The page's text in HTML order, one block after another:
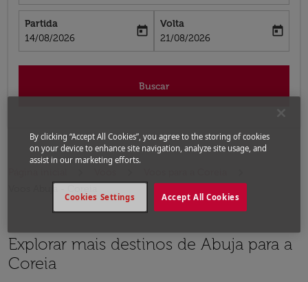
Partida
fc-booking-departure-date-aria-label
14/08/2026
today
Volta
fc-booking-return-date-aria-label
21/08/2026
today
Buscar
Explorar mais destinos de Abuja para a
Coreia
By clicking “Accept All Cookies”, you agree to the storing of cookies
on your device to enhance site navigation, analyze site usage, and
assist in our marketing efforts.
Accept All Cookies
Cookies Settings